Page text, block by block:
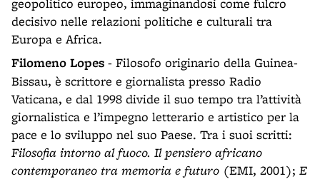
decisivo nelle relazioni politiche e culturali tra
Europa e Africa.
Filomeno Lopes - Filosofo originario della Guinea-
Bissau, è scrittore e giornalista presso Radio
Vaticana, e dal 1998 divide il suo tempo tra l’attività
giornalistica e l’impegno letterario e artistico per la
pace e lo sviluppo nel suo Paese. Tra i suoi scritti:
Filosofia intorno al fuoco. Il pensiero africano
contemporaneo tra memoria e futuro (EMI, 2001); E